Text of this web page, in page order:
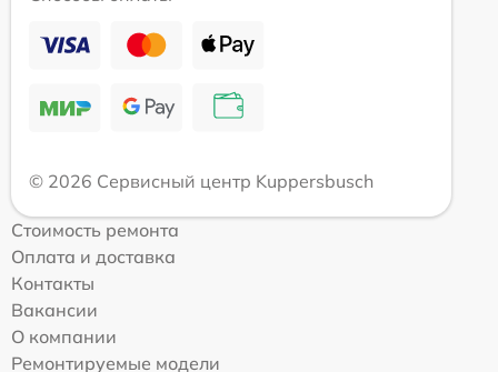
© 2026 Сервисный центр Kuppersbusch
Стоимость ремонта
Оплата и доставка
Контакты
Вакансии
О компании
Ремонтируемые модели